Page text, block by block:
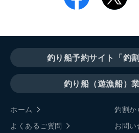
釣り船予約サイト「釣
釣り船（遊漁船）
ホーム
釣割か
よくあるご質問
お問い